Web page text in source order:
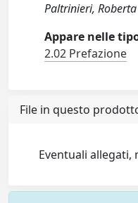
Paltrinieri, Roberta
Appare nelle
2.02 Prefazione
File in questo
Eventuali allegati,